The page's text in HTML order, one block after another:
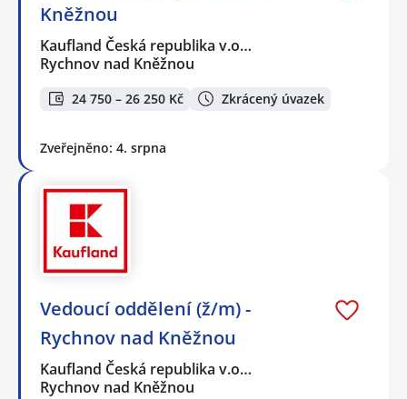
Kněžnou
Kaufland Česká republika v.o…
Rychnov nad Kněžnou
24 750 – 26 250 Kč Zkrácený úvazek
Zveřejněno: 4. srpna
Vedoucí oddělení (ž/m) -
Rychnov nad Kněžnou
Kaufland Česká republika v.o…
Rychnov nad Kněžnou